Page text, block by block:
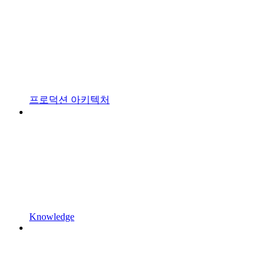
프로덕션 아키텍처
Knowledge